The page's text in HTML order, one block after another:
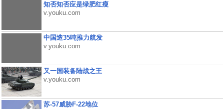
知否知否应是绿肥红瘦
v.youku.com
中国造35吨推力航发
v.youku.com
又一国装备陆战之王
v.youku.com
苏-57威胁F-22地位